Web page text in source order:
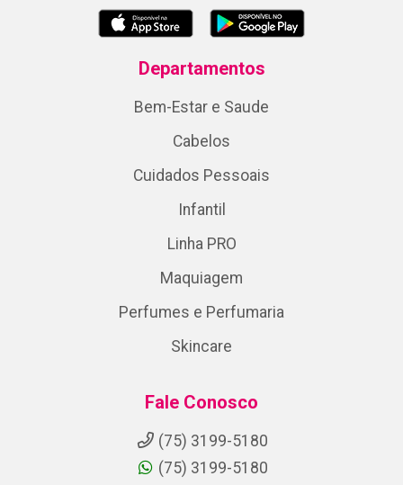
Departamentos
Bem-Estar e Saude
Cabelos
Cuidados Pessoais
Infantil
Linha PRO
Maquiagem
Perfumes e Perfumaria
Skincare
Fale Conosco
(75) 3199-5180
(75) 3199-5180